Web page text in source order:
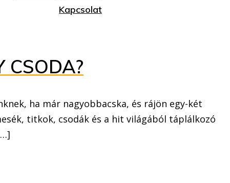
Kapcsolat
CSODA?
ha már nagyobbacska, és rájön egy-két
titkok, csodák és a hit világából táplálkozó